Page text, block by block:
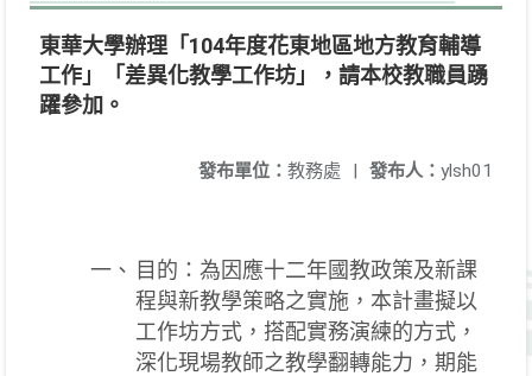
東華大學辦理「104年度花東地區地方教育輔導
工作」「差異化教學工作坊」，請本校教職員踴
躍參加。
發布人： ylsh01
發布單位： 教務處 |
一、 目的：為因應十二年國教政策及新課
程與新教學策略之實施，本計畫擬以
工作坊方式，搭配實務演練的方式，
深化現場教師之教學翻轉能力，期能